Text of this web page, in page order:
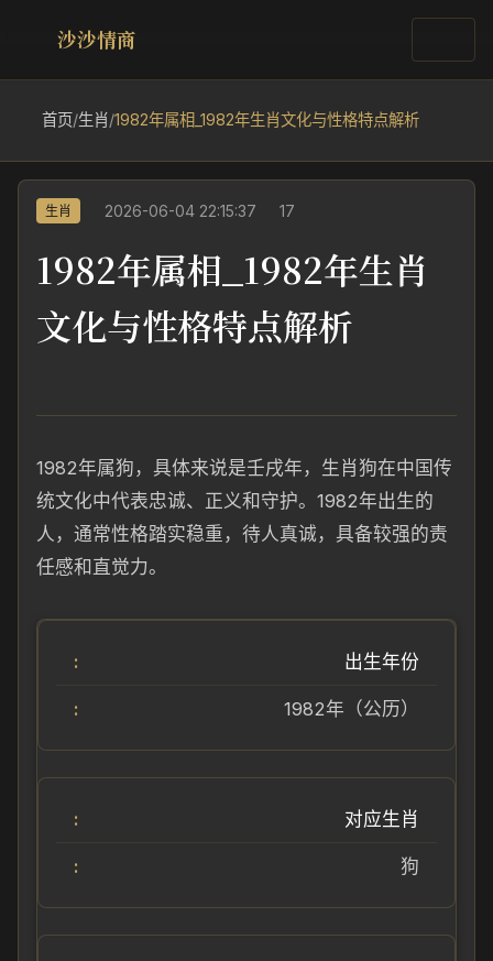
沙沙情商
首页/生肖/1982年属相_1982年生肖文化与性格特点解析
生肖 2026-06-04 22:15:37 17
1982年属相_1982年生肖
文化与性格特点解析
1982年属狗，具体来说是壬戌年，生肖狗在中国传
统文化中代表忠诚、正义和守护。1982年出生的
人，通常性格踏实稳重，待人真诚，具备较强的责
任感和直觉力。
出生年份
1982年（公历）
对应生肖
狗